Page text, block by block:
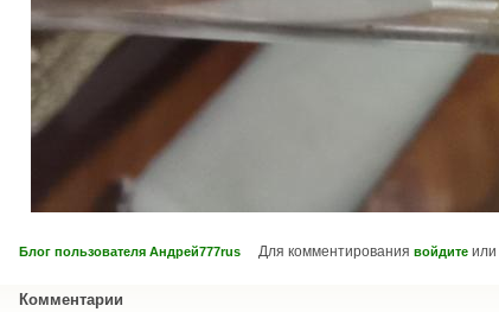
Блог пользователя Андрей777rus Для комментирования войдите или
Комментарии